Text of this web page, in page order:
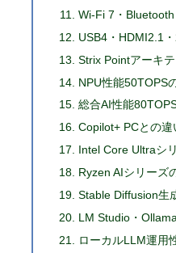
Wi-Fi 7・
USB4・HDMI2.1
Strix Pointアーキ
NPU性能50TOPS
総合AI性能
Copilot+ PCとの違
Intel Core Ultraシ
Ryzen AIシリーズ
Stable Diffusion生
LM Studio・
ローカルLLM運用